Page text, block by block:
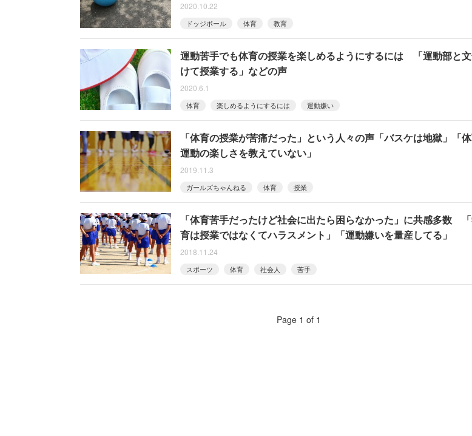
2020.10.22
ドッジボール 体育 教育
運動苦手でも体育の授業を楽しめるようにするには 「運動部と
けて授業する」などの声
2020.6.1
体育 楽しめるようにするには 運動嫌い
「体育の授業が苦痛だった」という人々の声「バスケは地獄」「
運動の楽しさを教えていない」
2019.11.3
ガールズちゃんねる 体育 授業
「体育苦手だったけど社会に出たら困らなかった」に共感多数
育は授業ではなくてハラスメント」「運動嫌いを量産してる」
2018.11.24
スポーツ 体育 社会人 苦手
Page 1 of 1